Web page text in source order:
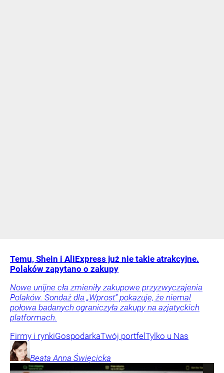
Temu, Shein i AliExpress już nie takie atrakcyjne.
Polaków zapytano o zakupy
Nowe unijne cła zmieniły zakupowe przyzwyczajenia
Polaków. Sondaż dla „Wprost” pokazuje, że niemal
połowa badanych ograniczyła zakupy na azjatyckich
platformach.
Firmy i rynkiGospodarkaTwój portfel Tylko u Nas
Beata Anna Święcicka